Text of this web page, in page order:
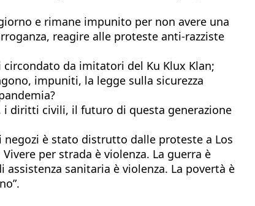
e rimane impunito per non avere una
reagire alle proteste anti-razziste
da imitatori del Ku Klux Klan;
impuniti, la legge sulla sicurezza
i diritti civili, il futuro di questa generazione
è stato distrutto dalle proteste a Los
per strada è violenza. La guerra è
assistenza sanitaria è violenza. La povertà è